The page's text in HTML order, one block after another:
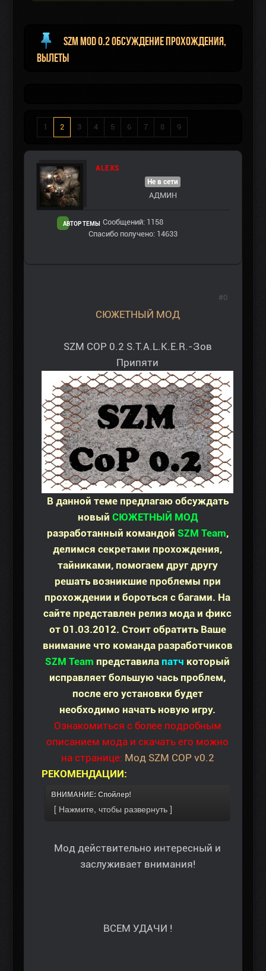
SZM mod 0.2 Обсуждение прохождения,
вылеты
1 2 3 4 5 6 7 8 9
ALEXS
АВТОР ТЕМЫ
Не в сети
АДМИН
Сообщений: 1158
Спасибо получено: 14633
СЮЖЕТНЫЙ МОД
SZM COP 0.2 S.T.A.L.K.E.R.-Зов
Припяти
В данной теме предлагаю обсуждать
новый CЮЖЕТНЫЙ МОД
разработанный командой SZM Team,
делимся секретами прохождения,
тайниками, помогаем друг другу
решать возникшие проблемы при
прохождении и бороться с багами. На
сайте представлен релиз мода и фикс
от 01.03.2012. Стоит обратить Ваше
внимание что команда разработчиков
SZM Team представила патч который
исправляет большую чась проблем,
после его установки будет
необходимо начать новую игру.
Ознакомиться с более подробным
описанием мода и скачать его можно
на странице: Мод SZM COP v0.2
РЕКОМЕНДАЦИИ:
ВНИМАНИЕ: Спойлер!
Мод действительно интересный и
заслуживает внимания!
ВСЕМ УДАЧИ !
#0